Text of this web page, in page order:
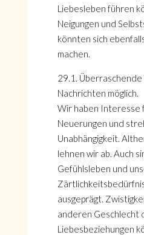
Liebesleben führen
Neigungen und
könnten sich
machen.
29.1.
Nachrichten möglich.
Wir haben Interesse
Neuerungen und
Unabhängigkeit.
lehnen wir ab. Auch
Gefühlsleben und
ausgeprägt.
anderen Geschlecht
Liebesbeziehungen